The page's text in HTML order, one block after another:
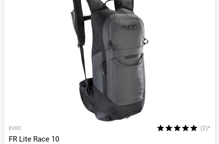
EVOC (2)*
FR Lite Race 10